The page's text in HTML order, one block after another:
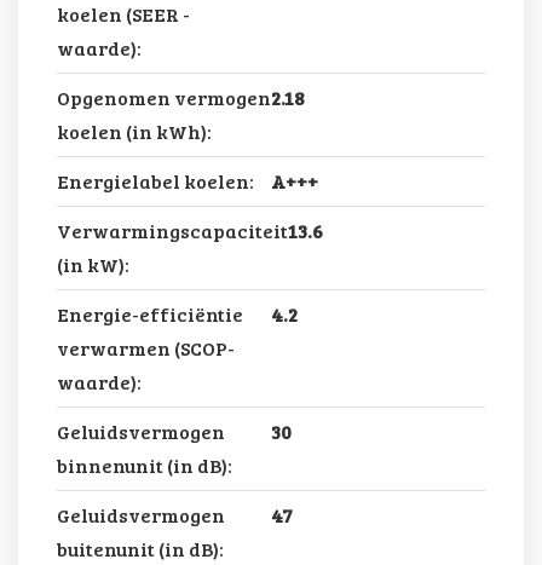
koelen (SEER -
waarde):
Opgenomen vermogen
koelen (in kWh):
2.18
Energielabel koelen:
A+++
Verwarmingscapaciteit
(in kW):
13.6
Energie-efficiëntie
verwarmen (SCOP-
waarde):
4.2
Geluidsvermogen
binnenunit (in dB):
30
Geluidsvermogen
buitenunit (in dB):
47